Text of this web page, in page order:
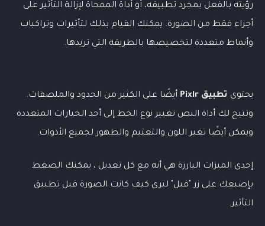
رؤيته بالفعل بمجرد تطبيقه، أو أداة الممحاة لإزالة التأثير على
أجزاء فقط من الصورة. يمكنك القيام بذلك لتأثيرات وتراكبات
وأنماط متعددة لتخصيصها بالطريقة التي تريدها.
يحتوي تطبيق Pixlr
أيضًا على الكثير من الحدود والملصقات.
وتتيح لك أداة النص تغيير نوع الخط إلى أحد الخيارات المتعددة
ويمكن أيضًا تغير اللون والتعتيم والظهور لجميع الأدوات.
إحدى الميزات البارزة هي أنه مع كل تعديل ، يمكنك الضغط
بإصبعك على زر "قبل" لترى كيف كانت الصورة قبل تطبيق
التأثير.